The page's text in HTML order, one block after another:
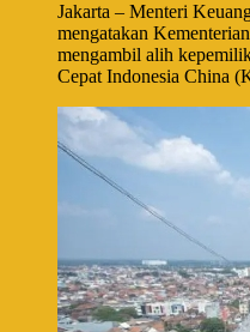
Jakarta – Menteri
mengatakan
mengambil alih
Cepat Indonesia China